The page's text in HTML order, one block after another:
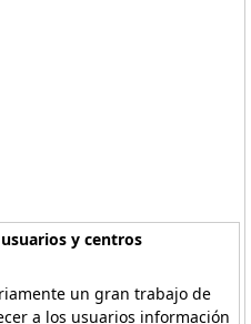
y centros
un gran trabajo de
a los usuarios información